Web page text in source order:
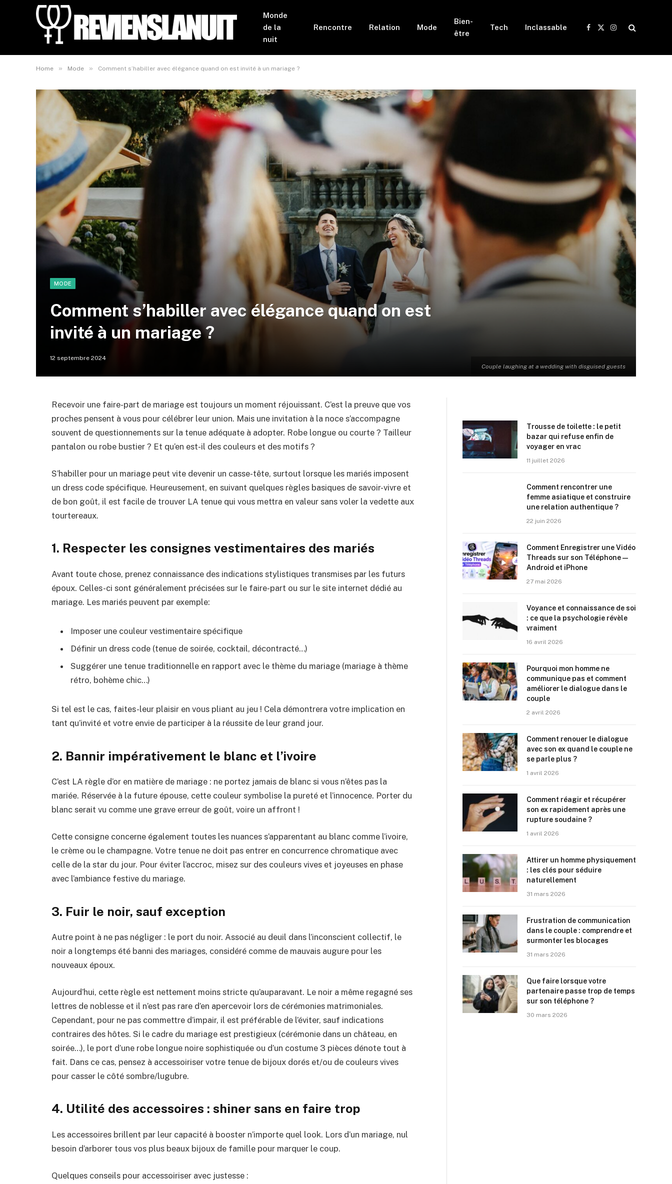
Monde
de la
nuit
Rencontre Relation Mode
Bien-
être
Tech Inclassable
Facebook
X
Instagram
Home » Mode » Comment s’habiller avec élégance quand on est invité à un mariage ?
Couple laughing at a wedding with disguised guests
MODE
Comment s’habiller avec élégance quand on est
invité à un mariage ?
12 septembre 2024
Recevoir une faire-part de mariage est toujours un moment réjouissant. C’est la preuve que vos
proches pensent à vous pour célébrer leur union. Mais une invitation à la noce s’accompagne
souvent de questionnements sur la tenue adéquate à adopter. Robe longue ou courte ? Tailleur
pantalon ou robe bustier ? Et qu’en est-il des couleurs et des motifs ?
S’habiller pour un mariage peut vite devenir un casse-tête, surtout lorsque les mariés imposent
un dress code spécifique. Heureusement, en suivant quelques règles basiques de savoir-vivre et
de bon goût, il est facile de trouver LA tenue qui vous mettra en valeur sans voler la vedette aux
tourtereaux.
1. Respecter les consignes vestimentaires des mariés
Avant toute chose, prenez connaissance des indications stylistiques transmises par les futurs
époux. Celles-ci sont généralement précisées sur le faire-part ou sur le site internet dédié au
mariage. Les mariés peuvent par exemple:
Imposer une couleur vestimentaire spécifique
Définir un dress code (tenue de soirée, cocktail, décontracté…)
Suggérer une tenue traditionnelle en rapport avec le thème du mariage (mariage à thème
rétro, bohème chic…)
Si tel est le cas, faites-leur plaisir en vous pliant au jeu ! Cela démontrera votre implication en
tant qu’invité et votre envie de participer à la réussite de leur grand jour.
2. Bannir impérativement le blanc et l’ivoire
C’est LA règle d’or en matière de mariage : ne portez jamais de blanc si vous n’êtes pas la
mariée. Réservée à la future épouse, cette couleur symbolise la pureté et l’innocence. Porter du
blanc serait vu comme une grave erreur de goût, voire un affront !
Cette consigne concerne également toutes les nuances s’apparentant au blanc comme l’ivoire,
le crème ou le champagne. Votre tenue ne doit pas entrer en concurrence chromatique avec
celle de la star du jour. Pour éviter l’accroc, misez sur des couleurs vives et joyeuses en phase
avec l’ambiance festive du mariage.
3. Fuir le noir, sauf exception
Autre point à ne pas négliger : le port du noir. Associé au deuil dans l’inconscient collectif, le
noir a longtemps été banni des mariages, considéré comme de mauvais augure pour les
nouveaux époux.
Aujourd’hui, cette règle est nettement moins stricte qu’auparavant. Le noir a même regagné ses
lettres de noblesse et il n’est pas rare d’en apercevoir lors de cérémonies matrimoniales.
Cependant, pour ne pas commettre d’impair, il est préférable de l’éviter, sauf indications
contraires des hôtes. Si le cadre du mariage est prestigieux (cérémonie dans un château, en
soirée…), le port d’une robe longue noire sophistiquée ou d’un costume 3 pièces dénote tout à
fait. Dans ce cas, pensez à accessoiriser votre tenue de bijoux dorés et/ou de couleurs vives
pour casser le côté sombre/lugubre.
4. Utilité des accessoires : shiner sans en faire trop
Les accessoires brillent par leur capacité à booster n’importe quel look. Lors d’un mariage, nul
besoin d’arborer tous vos plus beaux bijoux de famille pour marquer le coup.
Quelques conseils pour accessoiriser avec justesse :
Trousse de toilette : le petit
bazar qui refuse enfin de
voyager en vrac
11 juillet 2026
Comment rencontrer une
femme asiatique et construire
une relation authentique ?
22 juin 2026
Comment Enregistrer une Vidéo
Threads sur son Téléphone —
Android et iPhone
27 mai 2026
Voyance et connaissance de soi
: ce que la psychologie révèle
vraiment
16 avril 2026
Pourquoi mon homme ne
communique pas et comment
améliorer le dialogue dans le
couple
2 avril 2026
Comment renouer le dialogue
avec son ex quand le couple ne
se parle plus ?
1 avril 2026
Comment réagir et récupérer
son ex rapidement après une
rupture soudaine ?
1 avril 2026
Attirer un homme physiquement
: les clés pour séduire
naturellement
31 mars 2026
Frustration de communication
dans le couple : comprendre et
surmonter les blocages
31 mars 2026
Que faire lorsque votre
partenaire passe trop de temps
sur son téléphone ?
30 mars 2026